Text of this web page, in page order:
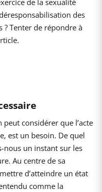
de la sexualité
des
Tenter de répondre à
considérer que l’acte
est un besoin. De quel
nous un instant sur les
Au centre de sa
d’atteindre un état
comme la